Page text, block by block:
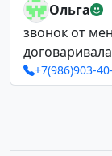
Ольга
звонок от
+7(986)903-